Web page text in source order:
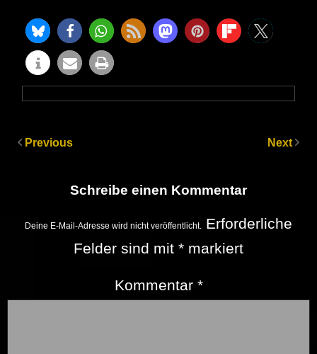
Previous Next
Schreibe einen Kommentar
Deine E-Mail-Adresse wird nicht veröffentlicht. Erforderliche
Felder sind mit * markiert
Kommentar *